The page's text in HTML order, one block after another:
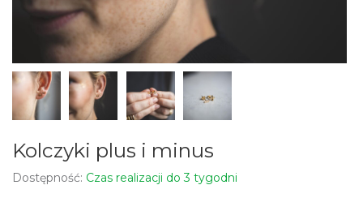
Kolczyki plus i minus
Dostępność: Czas realizacji do 3 tygodni